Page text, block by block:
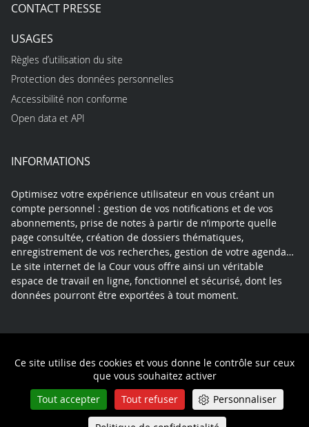
Ce site utilise des cookies et vous donne le contrôle sur ceux
que vous souhaitez activer
Tout accepter
Tout refuser Personnaliser
CONTACT PRESSE
USAGES
Règles d’utilisation du site
Protection des données personnelles
Accessibilité non conforme
Open data et API
INFORMATIONS
Optimisez votre expérience utilisateur en vous créant un
compte personnel : gestion de vos notifications et de vos
abonnements, prise de notes à partir de n’importe quelle
page consultée, création de dossiers thématiques,
enregistrement de vos recherches, gestion de votre agenda…
Le site internet de la Cour vous offre ainsi un véritable
espace de travail en ligne, fonctionnel et sécurisé, dont les
données pourront être exportées à tout moment.
Politique de confidentialité